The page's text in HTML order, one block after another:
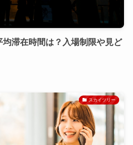
滞在時間は？入場制限や見ど
スカイツリー